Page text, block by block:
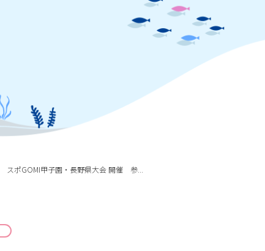
スポGOMI甲子園・長野県大会 開催 参...